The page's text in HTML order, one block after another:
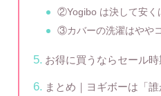
②Yogibo は決して安く
③カバーの洗濯はやや
お得に買うならセール時
まとめ｜ヨギボーは「